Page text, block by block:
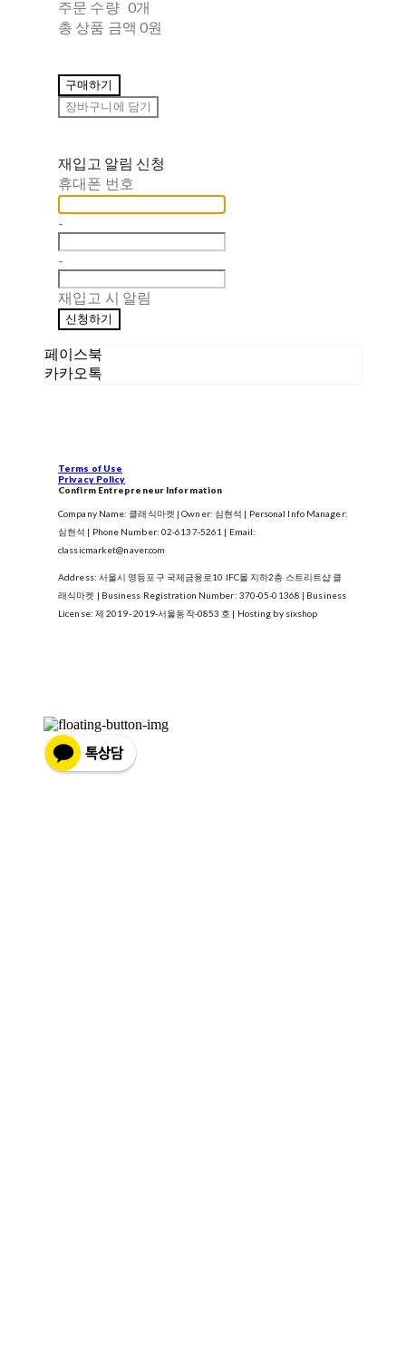
주문 수량 0개
총 상품 금액 0원
구매하기
장바구니에 담기
재입고 알림 신청
휴대폰 번호
-
-
재입고 시 알림
신청하기
페이스북
카카오톡
Terms of Use
Privacy Policy
Confirm Entrepreneur Information
Company Name: 클래식마켓 | Owner: 심현석 | Personal Info Manager:
심현석 | Phone Number: 02-6137-5261 | Email:
classicmarket@naver.com
Address: 서울시 영등포구 국제금융로10 IFC몰 지하2층 스트리트샵 클
래식마켓 | Business Registration Number: 370-05-01368 | Business
License: 제 2019- 2019-서울동작-0853 호 | Hosting by sixshop